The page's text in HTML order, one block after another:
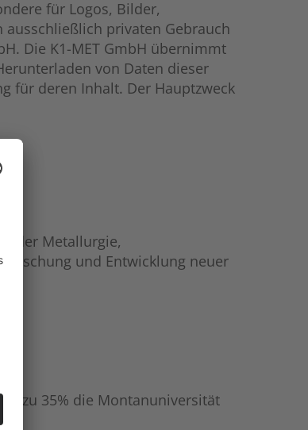
für Logos, Bilder,
privaten Gebrauch
Die K1-MET GmbH übernimmt
von Daten dieser
für deren Inhalt. Der Hauptzweck
der Metallurgie,
und Entwicklung neuer
zu 35% die Montanuniversität